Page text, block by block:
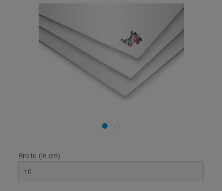
Breite (in cm)